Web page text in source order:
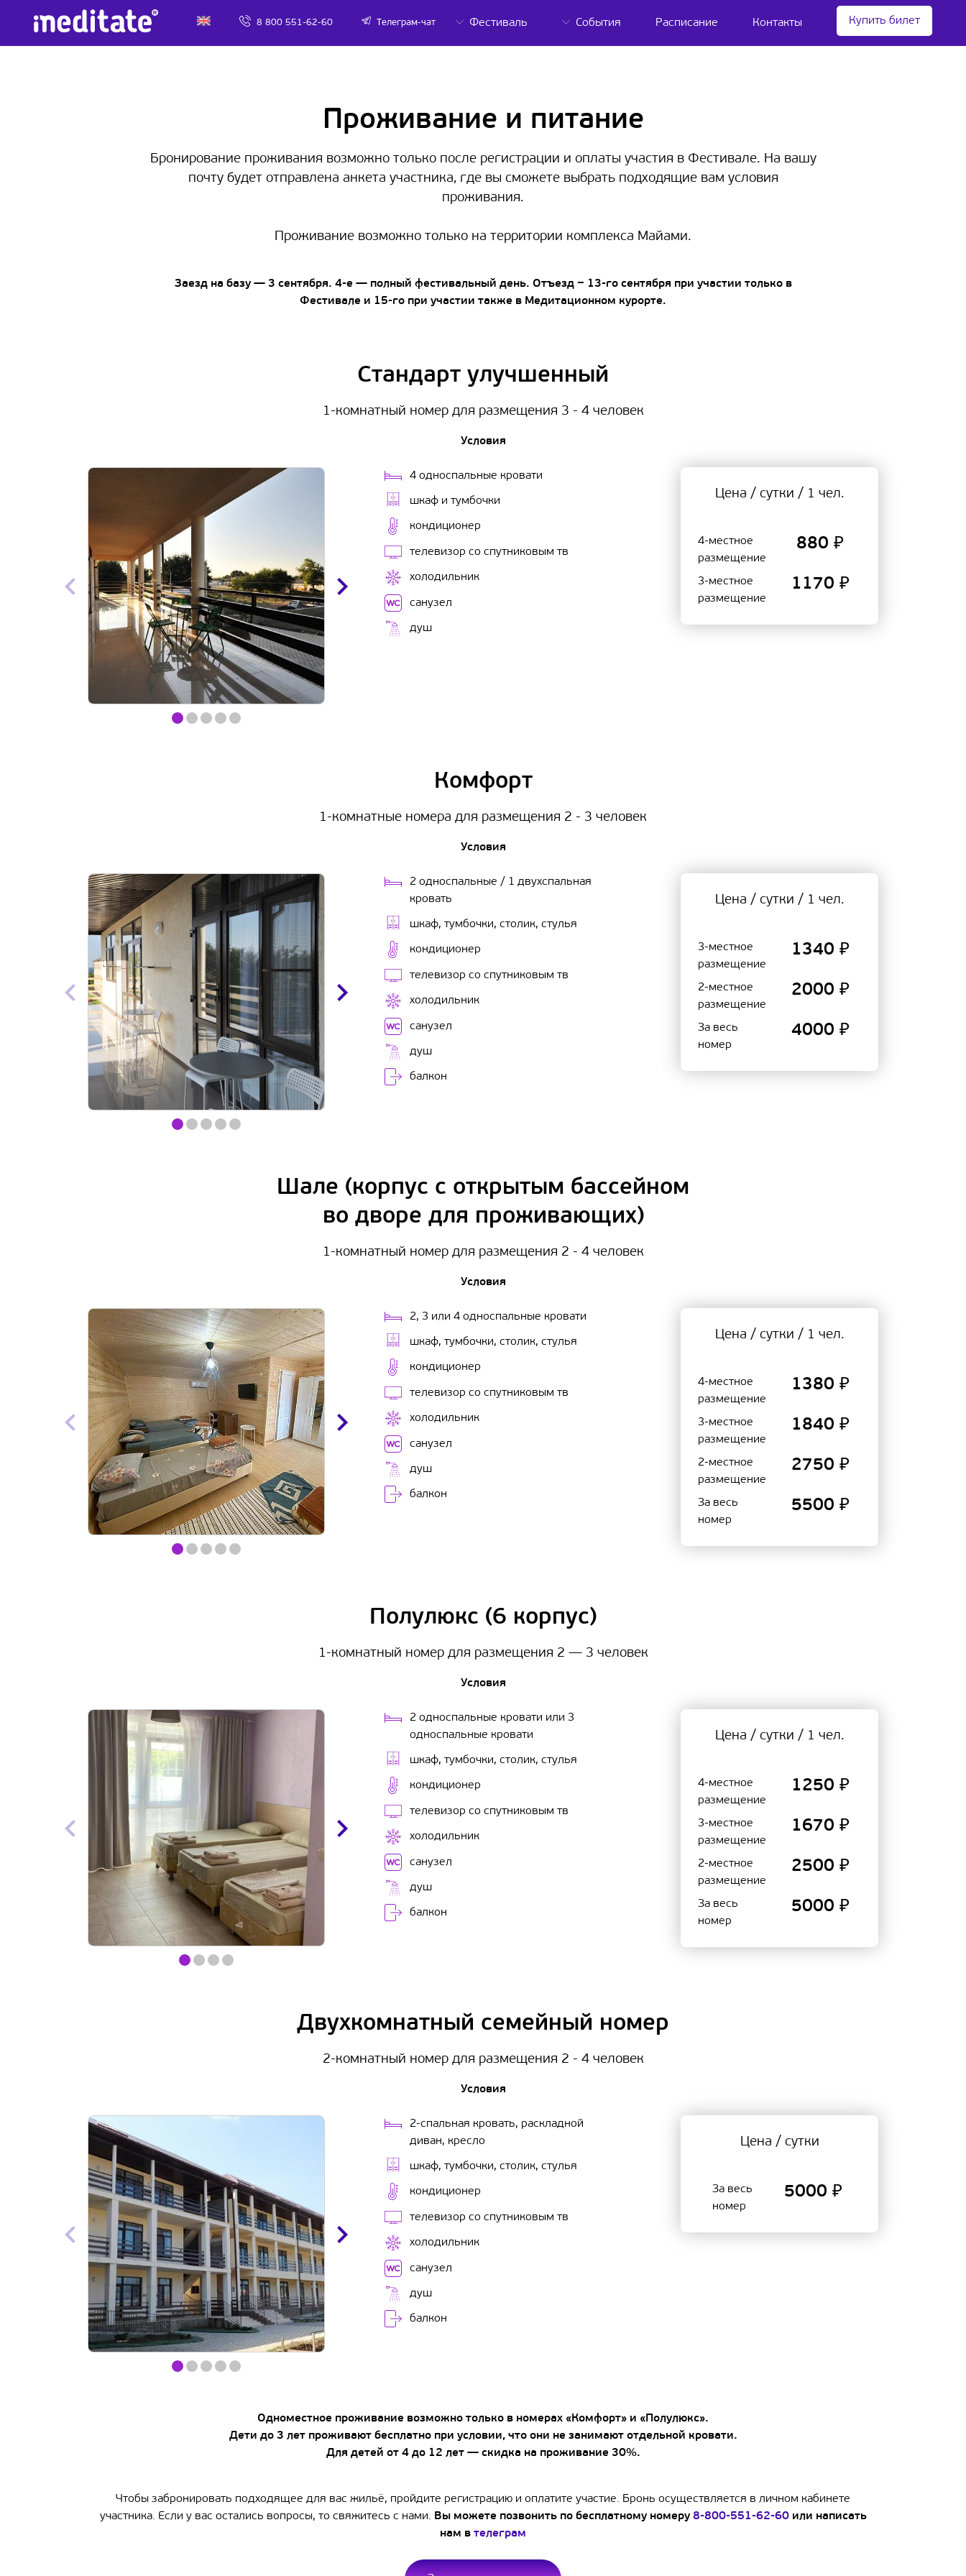
8 800 551-62-60 Телеграм-чат Фестиваль События Расписание Контакты Купить билет
Проживание и питание
Бронирование проживания возможно только после регистрации и оплаты участия в Фестивале. На вашу
почту будет отправлена анкета участника, где вы сможете выбрать подходящие вам условия
проживания.
Проживание возможно только на территории комплекса Майами.
Заезд на базу — 3 сентября. 4-е — полный фестивальный день. Отъезд − 13-го сентября при участии только в
Фестивале и 15-го при участии также в Медитационном курорте.
Стандарт улучшенный
1-комнатный номер для размещения 3 - 4 человек
Условия
itemitemitemitemitem
4 односпальные кровати
шкаф и тумбочки
кондиционер
телевизор со спутниковым тв
холодильник
санузел
душ
Цена / сутки / 1 чел.
4-местное
размещение
880 ₽
3-местное
размещение
1170 ₽
Комфорт
1-комнатные номера для размещения 2 - 3 человек
Условия
itemitemitemitemitem
2 односпальные / 1 двухспальная
кровать
шкаф, тумбочки, столик, стулья
кондиционер
телевизор со спутниковым тв
холодильник
санузел
душ
балкон
Цена / сутки / 1 чел.
3-местное
размещение
1340 ₽
2-местное
размещение
2000 ₽
За весь
номер
4000 ₽
Шале (корпус с открытым бассейном
во дворе для проживающих)
1-комнатный номер для размещения 2 - 4 человек
Условия
itemitemitemitemitem
2, 3 или 4 односпальные кровати
шкаф, тумбочки, столик, стулья
кондиционер
телевизор со спутниковым тв
холодильник
санузел
душ
балкон
Цена / сутки / 1 чел.
4-местное
размещение
1380 ₽
3-местное
размещение
1840 ₽
2-местное
размещение
2750 ₽
За весь
номер
5500 ₽
Полулюкс (6 корпус)
1-комнатный номер для размещения 2 — 3 человек
Условия
itemitemitemitem
2 односпальные кровати или 3
односпальные кровати
шкаф, тумбочки, столик, стулья
кондиционер
телевизор со спутниковым тв
холодильник
санузел
душ
балкон
Цена / сутки / 1 чел.
4-местное
размещение
1250 ₽
3-местное
размещение
1670 ₽
2-местное
размещение
2500 ₽
За весь
номер
5000 ₽
Двухкомнатный семейный номер
2-комнатный номер для размещения 2 - 4 человек
Условия
itemitemitemitemitem
2-спальная кровать, раскладной
диван, кресло
шкаф, тумбочки, столик, стулья
кондиционер
телевизор со спутниковым тв
холодильник
санузел
душ
балкон
Цена / сутки
За весь
номер
5000 ₽
Одноместное проживание возможно только в номерах «Комфорт» и «Полулюкс».
Дети до 3 лет проживают бесплатно при условии, что они не занимают отдельной кровати.
Для детей от 4 до 12 лет — скидка на проживание 30%.
Чтобы забронировать подходящее для вас жильё, пройдите регистрацию и оплатите участие. Бронь осуществляется в личном кабинете
участника. Если у вас остались вопросы, то свяжитесь с нами. Вы можете позвонить по бесплатному номеру 8-800-551-62-60или написать
нам в телеграм